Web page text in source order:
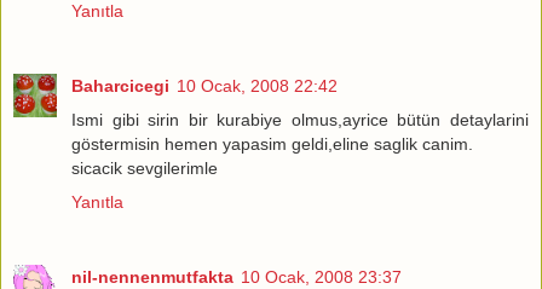
Yanıtla
Baharcicegi 10 Ocak, 2008 22:42
Ismi gibi sirin bir kurabiye olmus,ayrice bütün detaylarini
göstermisin hemen yapasim geldi,eline saglik canim.
sicacik sevgilerimle
Yanıtla
nil-nennenmutfakta 10 Ocak, 2008 23:37